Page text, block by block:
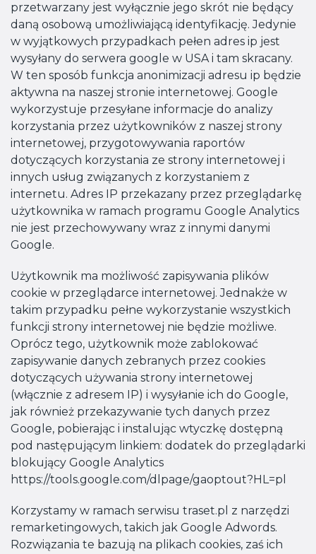
przetwarzany jest wyłącznie jego skrót nie będący
daną osobową umożliwiającą identyfikację. Jedynie
w wyjątkowych przypadkach pełen adres ip jest
wysyłany do serwera google w USA i tam skracany.
W ten sposób funkcja anonimizacji adresu ip będzie
aktywna na naszej stronie internetowej. Google
wykorzystuje przesyłane informacje do analizy
korzystania przez użytkowników z naszej strony
internetowej, przygotowywania raportów
dotyczących korzystania ze strony internetowej i
innych usług związanych z korzystaniem z
internetu. Adres IP przekazany przez przeglądarkę
użytkownika w ramach programu Google Analytics
nie jest przechowywany wraz z innymi danymi
Google.
Użytkownik ma możliwość zapisywania plików
cookie w przeglądarce internetowej. Jednakże w
takim przypadku pełne wykorzystanie wszystkich
funkcji strony internetowej nie będzie możliwe.
Oprócz tego, użytkownik może zablokować
zapisywanie danych zebranych przez cookies
dotyczących używania strony internetowej
(włącznie z adresem IP) i wysyłanie ich do Google,
jak również przekazywanie tych danych przez
Google, pobierając i instalując wtyczkę dostępną
pod następującym linkiem: dodatek do przeglądarki
blokujący Google Analytics
https://tools.google.com/dlpage/gaoptout?HL=pl
Korzystamy w ramach serwisu traset.pl z narzędzi
remarketingowych, takich jak Google Adwords.
Rozwiązania te bazują na plikach cookies, zaś ich